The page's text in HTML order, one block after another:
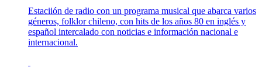
Estaciión de radio con un programa musical que abarca varios
géneros, folklor chileno, con hits de los años 80 en inglés y
español intercalado con noticias e información nacional e
internacional.